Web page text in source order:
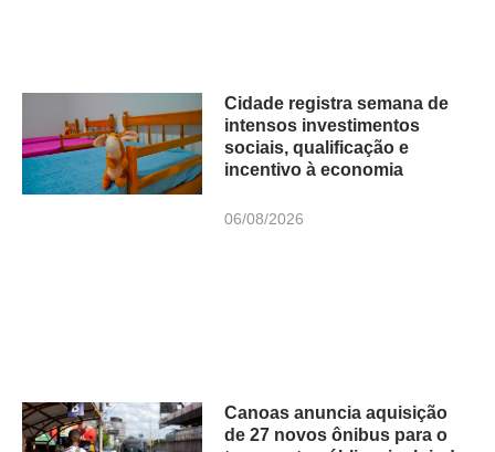
Cidade registra semana de
intensos investimentos
sociais, qualificação e
incentivo à economia
06/08/2026
Canoas anuncia aquisição
de 27 novos ônibus para o